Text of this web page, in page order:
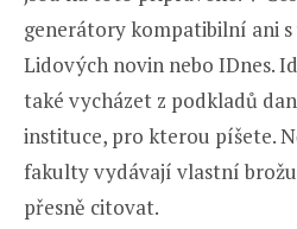
generátory kompatibilní ani
Lidových novin nebo IDnes.
také vycházet z podkladů
instituce, pro kterou píšete.
fakulty vydávají vlastní
přesně citovat.